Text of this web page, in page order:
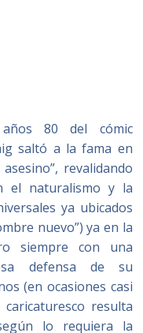
80 del cómic
saltó a la fama en
revalidando
el naturalismo y la
ya ubicados
nuevo”) ya en la
siempre con una
defensa de su
(en ocasiones casi
resulta
lo requiera la